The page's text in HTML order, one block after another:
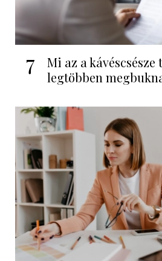
7
Mi az a kávéscsésze
legtöbben